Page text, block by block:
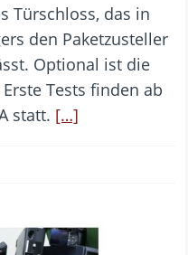
Türschloss, das in
den Paketzusteller
Optional ist die
Tests finden ab
statt. […]